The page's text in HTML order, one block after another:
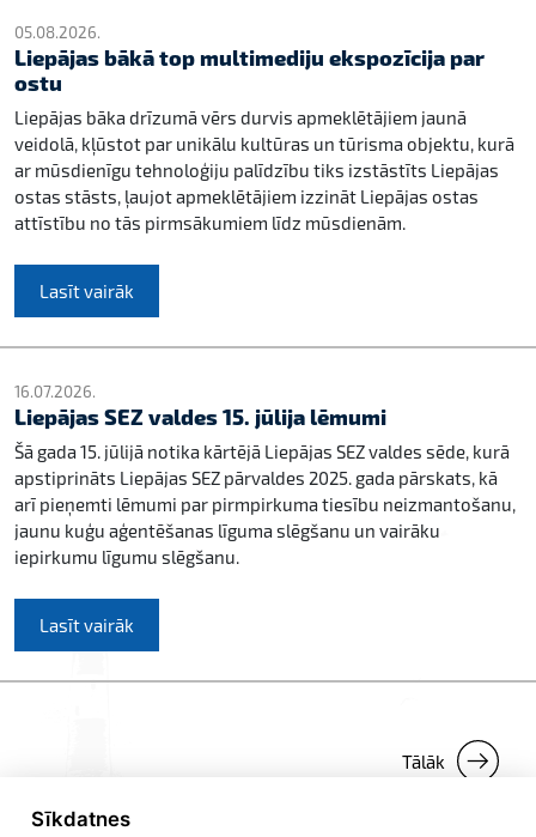
05.08.2026.
Liepājas bākā top multimediju ekspozīcija par
ostu
Liepājas bāka drīzumā vērs durvis apmeklētājiem jaunā
veidolā, kļūstot par unikālu kultūras un tūrisma objektu, kurā
ar mūsdienīgu tehnoloģiju palīdzību tiks izstāstīts Liepājas
ostas stāsts, ļaujot apmeklētājiem izzināt Liepājas ostas
attīstību no tās pirmsākumiem līdz mūsdienām.
Lasīt vairāk
16.07.2026.
Liepājas SEZ valdes 15. jūlija lēmumi
Šā gada 15. jūlijā notika kārtējā Liepājas SEZ valdes sēde, kurā
apstiprināts Liepājas SEZ pārvaldes 2025. gada pārskats, kā
arī pieņemti lēmumi par pirmpirkuma tiesību neizmantošanu,
jaunu kuģu aģentēšanas līguma slēgšanu un vairāku
iepirkumu līgumu slēgšanu.
Lasīt vairāk
Tālāk
Sīkdatnes